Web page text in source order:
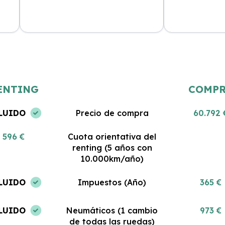
Precio de compra 60.792
596 €
Cuota orientativa del
renting (5 años con
10.000km/año)
Impuestos (Año) 365 €
Neumáticos (1 cambio
de todas las ruedas)
973 €